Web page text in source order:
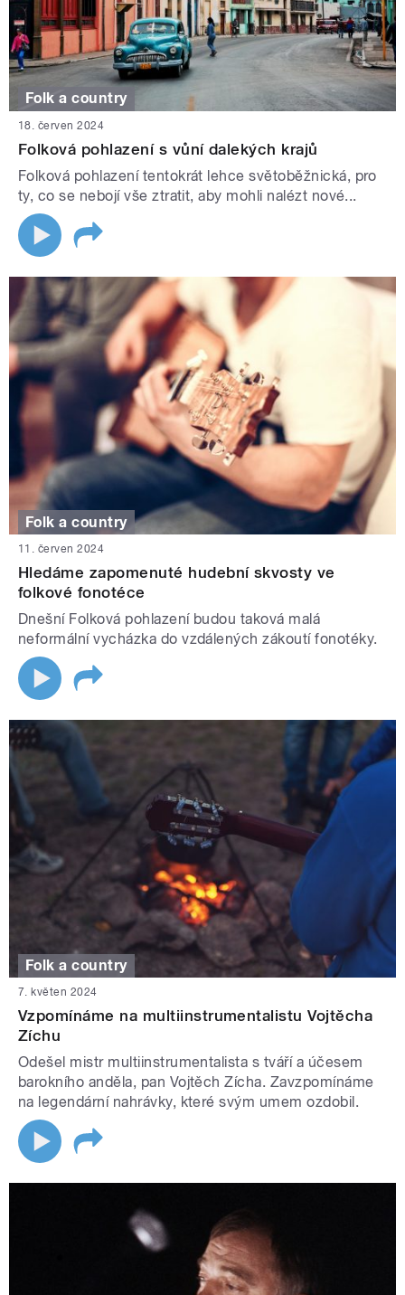
Folk a country
18. červen 2024
Folková pohlazení s vůní dalekých krajů
Folková pohlazení tentokrát lehce světoběžnická, pro
ty, co se nebojí vše ztratit, aby mohli nalézt nové...
Folk a country
11. červen 2024
Hledáme zapomenuté hudební skvosty ve
folkové fonotéce
Dnešní Folková pohlazení budou taková malá
neformální vycházka do vzdálených zákoutí fonotéky.
Folk a country
7. květen 2024
Vzpomínáme na multiinstrumentalistu Vojtěcha
Zíchu
Odešel mistr multiinstrumentalista s tváří a účesem
barokního anděla, pan Vojtěch Zícha. Zavzpomínáme
na legendární nahrávky, které svým umem ozdobil.